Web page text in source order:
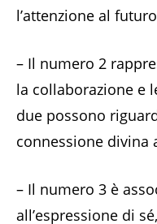
l’attenzione al
– Il numero 2
la collaborazione e
due possono
connessione divina
– Il numero 3 è
all’espressione di